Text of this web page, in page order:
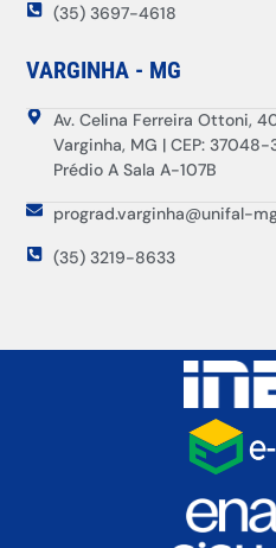
(35) 3697-4618
VARGINHA - MG
Av. Celina Ferreira Ottoni,
Varginha, MG | CEP: 37048-
Prédio A Sala A-107B
prograd.varginha@unifal-
(35) 3219-8633